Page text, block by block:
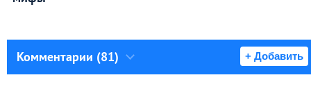
Комментарии (81) + Добавить